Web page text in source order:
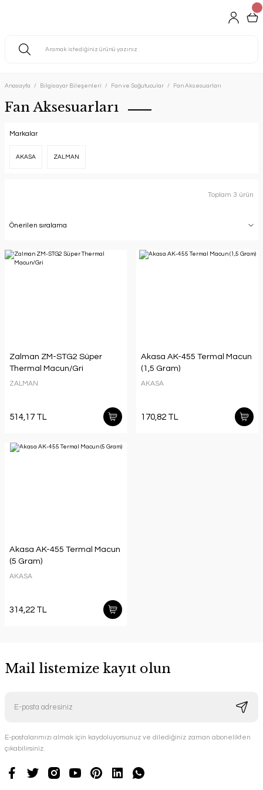
Anasayfa Bilgisayar Bileşenleri Fan ve Soğutucular Fan Aksesuarları
Fan Aksesuarları
Markalar
AKASA ZALMAN
Toplam 3 ürün
Zalman ZM-STG2 Süper
Thermal Macun/Gri
ZALMAN
514,17 TL
Akasa AK-455 Termal Macun
(1,5 Gram)
AKASA
170,82 TL
Akasa AK-455 Termal Macun
(5 Gram)
AKASA
314,22 TL
Mail listemize kayıt olun
E-postalarımızı almak için kaydoluyorsunuz ve dilediğiniz zaman abonelikten
çıkabilirsiniz.